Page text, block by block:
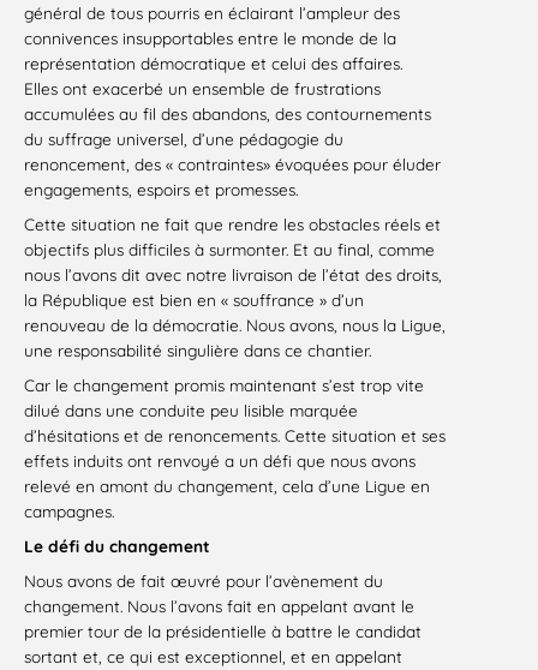
général de tous pourris en éclairant l’ampleur des
connivences insupportables entre le monde de la
représentation démocratique et celui des affaires.
Elles ont exacerbé un ensemble de frustrations
accumulées au fil des abandons, des contournements
du suffrage universel, d’une pédagogie du
renoncement, des « contraintes» évoquées pour éluder
engagements, espoirs et promesses.
Cette situation ne fait que rendre les obstacles réels et
objectifs plus difficiles à surmonter. Et au final, comme
nous l’avons dit avec notre livraison de l’état des droits,
la République est bien en « souffrance » d’un
renouveau de la démocratie. Nous avons, nous la Ligue,
une responsabilité singulière dans ce chantier.
Car le changement promis maintenant s’est trop vite
dilué dans une conduite peu lisible marquée
d’hésitations et de renoncements. Cette situation et ses
effets induits ont renvoyé a un défi que nous avons
relevé en amont du changement, cela d’une Ligue en
campagnes.
Le défi du changement
Nous avons de fait œuvré pour l’avènement du
changement. Nous l’avons fait en appelant avant le
premier tour de la présidentielle à battre le candidat
sortant et, ce qui est exceptionnel, et en appelant